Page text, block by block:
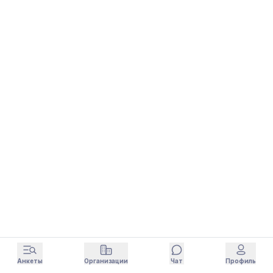
Анкеты Организации Чат Профиль